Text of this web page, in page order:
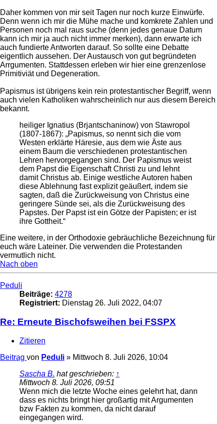
Daher kommen von mir seit Tagen nur noch kurze Einwürfe.
Denn wenn ich mir die Mühe mache und komkrete Zahlen und
Personen noch mal raus suche (denn jedes genaue Datum
kann ich mir ja auch nicht immer merken), dann erwarte ich
auch fundierte Antworten darauf. So sollte eine Debatte
eigentlich aussehen. Der Austausch von gut begründeten
Arrgumenten. Stattdessen erleben wir hier eine grenzenlose
Primitiviät und Degeneration.
Papismus ist übrigens kein rein protestantischer Begriff, wenn
auch vielen Katholiken wahrscheinlich nur aus diesem Bereich
bekannt.
heiliger Ignatius (Brjantschaninow) von Stawropol
(1807-1867): „Papismus, so nennt sich die vom
Westen erklärte Häresie, aus dem wie Äste aus
einem Baum die verschiedenen protestantischen
Lehren hervorgegangen sind. Der Papismus weist
dem Papst die Eigenschaft Christi zu und lehnt
damit Christus ab. Einige westliche Autoren haben
diese Ablehnung fast explizit geäußert, indem sie
sagten, daß die Zurückweisung von Christus eine
geringere Sünde sei, als die Zurückweisung des
Papstes. Der Papst ist ein Götze der Papisten; er ist
ihre Gottheit.“
Eine weitere, in der Orthodoxie gebräuchliche Bezeichnung für
euch wäre Lateiner. Die verwenden die Protestanden
vermutlich nicht.
Nach oben
Peduli
Beiträge: 4278
Registriert: Dienstag 26. Juli 2022, 04:07
Re: Erneute Bischofsweihen bei FSSPX
Zitieren
Beitrag von Peduli » Mittwoch 8. Juli 2026, 10:04
Sascha B. hat geschrieben: ↑
Mittwoch 8. Juli 2026, 09:51
Wenn mich die letzte Woche eines gelehrt hat, dann
dass es nichts bringt hier großartig mit Argumenten
bzw Fakten zu kommen, da nicht darauf
eingegangen wird.